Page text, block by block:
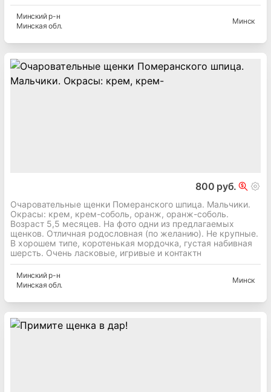
Минскийр-н
Минская обл.
Минск
800 руб.
Очаровательные щенки Померанского шпица. Мальчики.
Окрасы: крем, крем-соболь, оранж, оранж-соболь.
Возраст 5,5 месяцев. На фото одни из предлагаемых
щенков. Отличная родословная (по желанию). Не крупные.
В хорошем типе, коротенькая мордочка, густая набивная
шерсть. Очень ласковые, игривые и контактн
Минскийр-н
Минская обл.
Минск